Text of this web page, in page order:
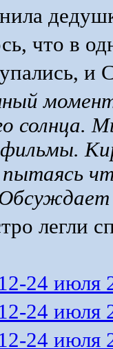
что в
и
солнца.
фильмы.
пытаясь
легли
24 июля
24 июля
24 июля